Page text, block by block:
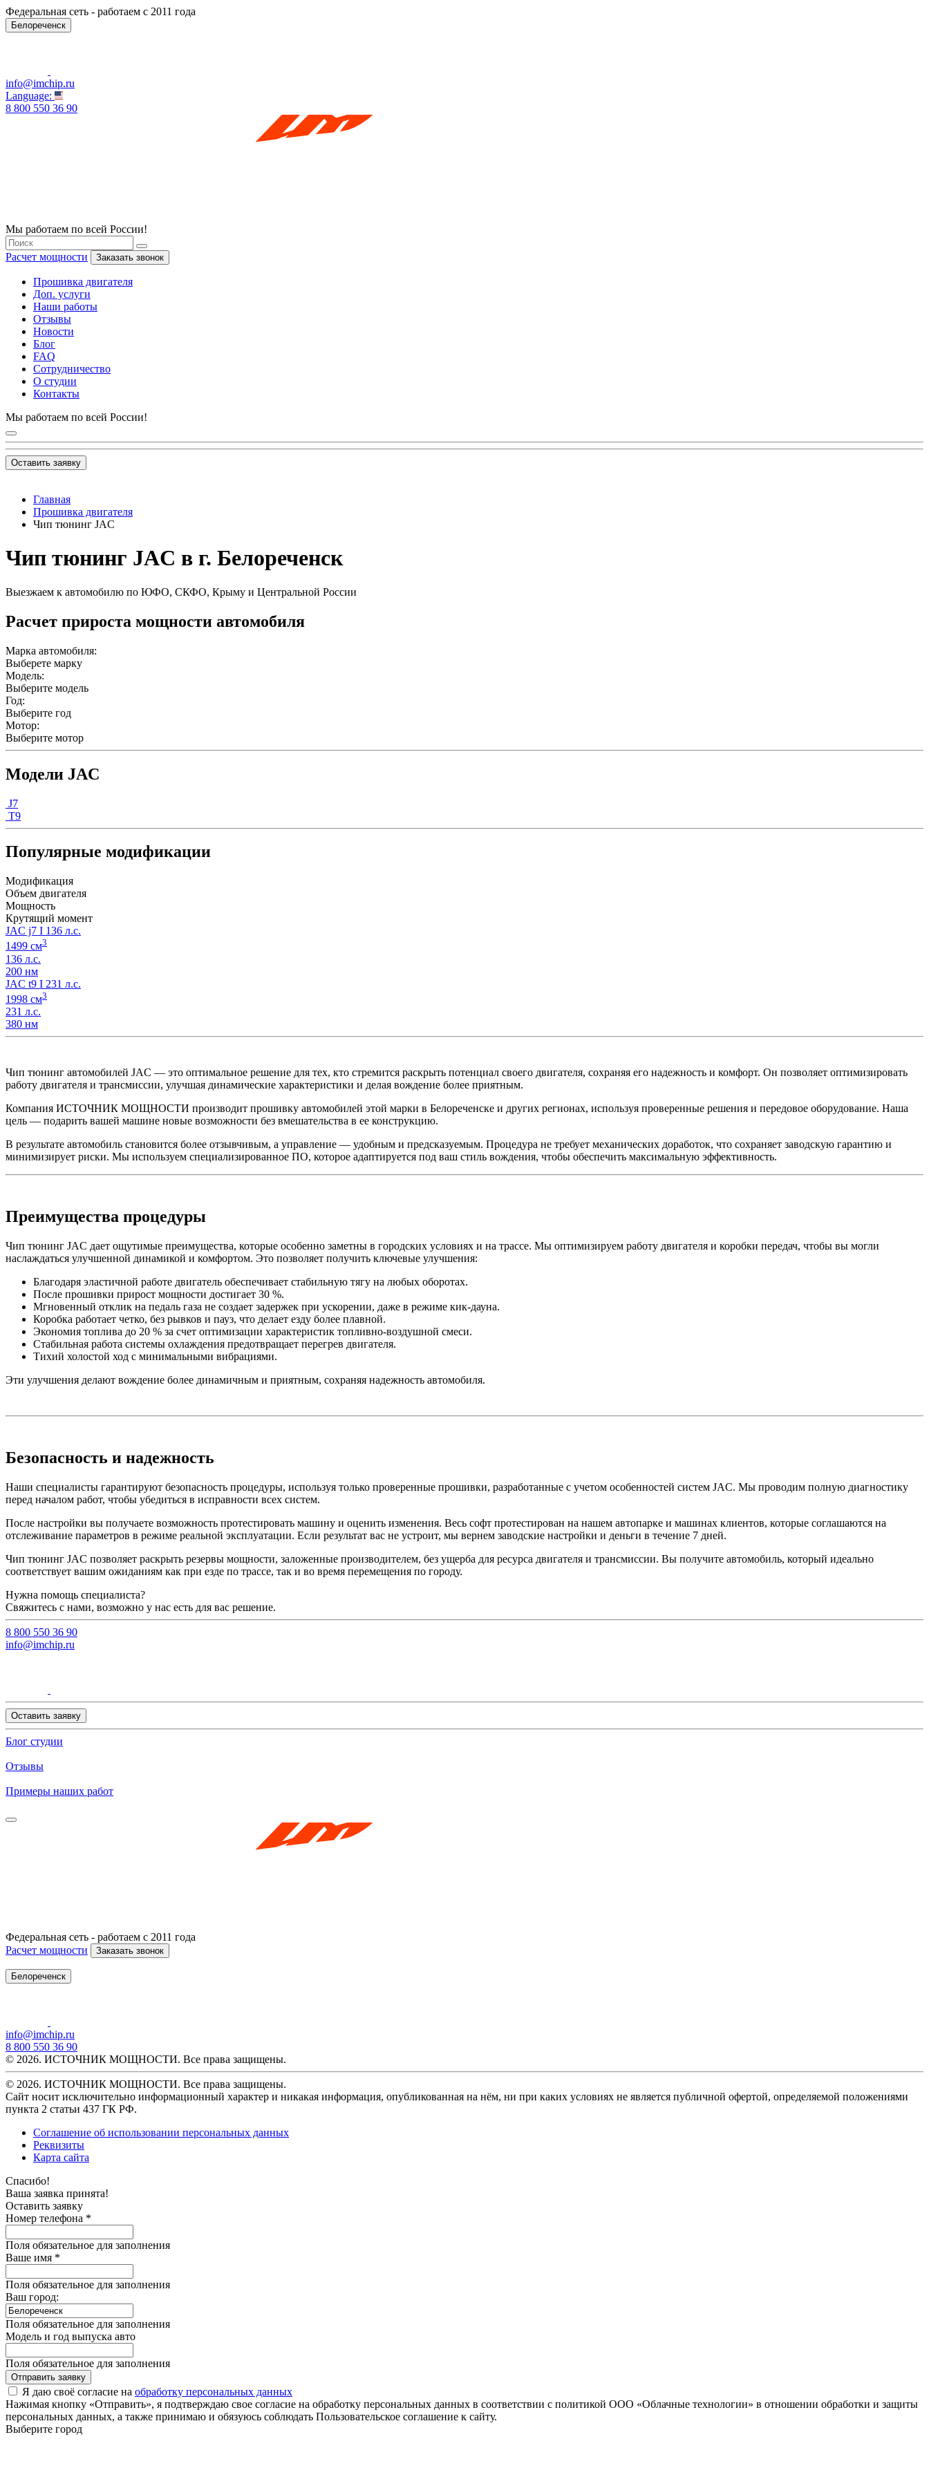
Федеральная сеть - работаем с 2011 года
Белореченск
info@imchip.ru
Language:
8 800 550 36 90
Мы работаем по всей России!
Расчет мощности Заказать звонок
Прошивка двигателя
Доп. услуги
Наши работы
Отзывы
Новости
Блог
FAQ
Сотрудничество
О студии
Контакты
Мы работаем по всей России!
Оставить заявку
Главная
Прошивка двигателя
Чип тюнинг JAC
Чип тюнинг JAC в г. Белореченск
Выезжаем к автомобилю по ЮФО, СКФО, Крыму и Центральной России
Расчет прироста мощности автомобиля
Марка автомобиля:
Выберете марку
Модель:
Выберите модель
Год:
Выберите год
Мотор:
Выберите мотор
Модели JAC
J7
T9
Популярные модификации
Модификация
Объем двигателя
Мощность
Крутящий момент
JAC j7 I 136 л.с.
1499 см3
136 л.с.
200 нм
JAC t9 I 231 л.с.
1998 см3
231 л.с.
380 нм
Чип тюнинг автомобилей JAC — это оптимальное решение для тех, кто стремится раскрыть потенциал своего двигателя, сохраняя его надежность и комфорт. Он позволяет оптимизировать
работу двигателя и трансмиссии, улучшая динамические характеристики и делая вождение более приятным.
Компания ИСТОЧНИК МОЩНОСТИ производит прошивку автомобилей этой марки в Белореченске и других регионах, используя проверенные решения и передовое оборудование. Наша
цель — подарить вашей машине новые возможности без вмешательства в ее конструкцию.
В результате автомобиль становится более отзывчивым, а управление — удобным и предсказуемым. Процедура не требует механических доработок, что сохраняет заводскую гарантию и
минимизирует риски. Мы используем специализированное ПО, которое адаптируется под ваш стиль вождения, чтобы обеспечить максимальную эффективность.
Преимущества процедуры
Чип тюнинг JAC дает ощутимые преимущества, которые особенно заметны в городских условиях и на трассе. Мы оптимизируем работу двигателя и коробки передач, чтобы вы могли
наслаждаться улучшенной динамикой и комфортом. Это позволяет получить ключевые улучшения:
Благодаря эластичной работе двигатель обеспечивает стабильную тягу на любых оборотах.
После прошивки прирост мощности достигает 30 %.
Мгновенный отклик на педаль газа не создает задержек при ускорении, даже в режиме кик-дауна.
Коробка работает четко, без рывков и пауз, что делает езду более плавной.
Экономия топлива до 20 % за счет оптимизации характеристик топливно-воздушной смеси.
Стабильная работа системы охлаждения предотвращает перегрев двигателя.
Тихий холостой ход с минимальными вибрациями.
Эти улучшения делают вождение более динамичным и приятным, сохраняя надежность автомобиля.
Безопасность и надежность
Наши специалисты гарантируют безопасность процедуры, используя только проверенные прошивки, разработанные с учетом особенностей систем JAC. Мы проводим полную диагностику
перед началом работ, чтобы убедиться в исправности всех систем.
После настройки вы получаете возможность протестировать машину и оценить изменения. Весь софт протестирован на нашем автопарке и машинах клиентов, которые соглашаются на
отслеживание параметров в режиме реальной эксплуатации. Если результат вас не устроит, мы вернем заводские настройки и деньги в течение 7 дней.
Чип тюнинг JAC позволяет раскрыть резервы мощности, заложенные производителем, без ущерба для ресурса двигателя и трансмиссии. Вы получите автомобиль, который идеально
соответствует вашим ожиданиям как при езде по трассе, так и во время перемещения по городу.
Нужна помощь специалиста?
Свяжитесь с нами, возможно у нас есть для вас решение.
8 800 550 36 90
info@imchip.ru
Оставить заявку
Блог студии
Отзывы
Примеры наших работ
Федеральная сеть - работаем с 2011 года
Расчет мощности
Заказать звонок
Белореченск
info@imchip.ru
8 800 550 36 90
© 2026. ИСТОЧНИК МОЩНОСТИ. Все права защищены.
© 2026. ИСТОЧНИК МОЩНОСТИ. Все права защищены.
Сайт носит исключительно информационный характер и никакая информация, опубликованная на нём, ни при каких условиях не является публичной офертой, определяемой положениями
пункта 2 статьи 437 ГК РФ.
Соглашение об использовании персональных данных
Реквизиты
Карта сайта
Спасибо!
Ваша заявка принята!
Оставить заявку
Номер телефона *
Поля обязательное для заполнения
Ваше имя *
Поля обязательное для заполнения
Ваш город:
Поля обязательное для заполнения
Модель и год выпуска авто
Поля обязательное для заполнения
Отправить заявку
Я даю своё согласие на обработку персональных данных
Нажимая кнопку «Отправить», я подтверждаю свое согласие на обработку персональных данных в соответствии с политикой ООО «Облачные технологии» в отношении обработки и защиты
персональных данных, а также принимаю и обязуюсь соблюдать Пользовательское соглашение к сайту.
Выберите город